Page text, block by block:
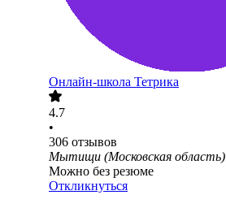
Онлайн-школа Тетрика
4.7
•
306 отзывов
Мытищи (Московская область)
Можно без резюме
Откликнуться